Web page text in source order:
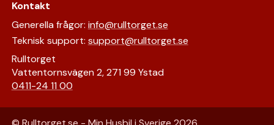
Kontakt
Generella frågor: info@rulltorget.se
Teknisk support: support@rulltorget.se
Rulltorget
Vattentornsvägen 2, 271 99 Ystad
0411-24 11 00